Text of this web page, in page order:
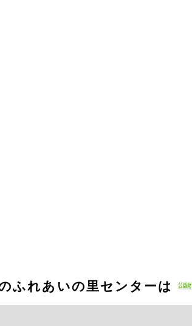
ふれあいの里センターは